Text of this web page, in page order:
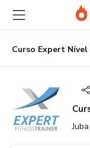
para
conteúdo
principal
para
pagamento
para
rodapé